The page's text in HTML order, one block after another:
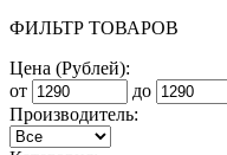
ФИЛЬТР ТОВАРОВ
Цена (Рублей):
от
до
Производитель: